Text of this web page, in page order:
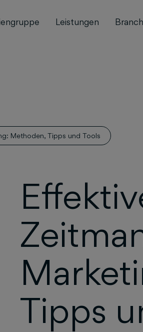
Leistungen
Methoden, Tipps und Tools
Tipps